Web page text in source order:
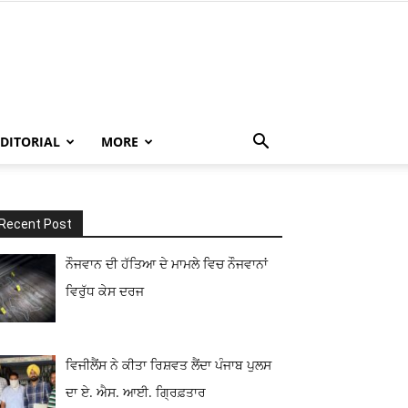
MORE
Post
ਨੌਜਵਾਨ ਦੀ ਹੱਤਿਆ ਦੇ ਮਾਮਲੇ ਵਿਚ ਨੌਜਵਾਨਾਂ
ਵਿਰੁੱਧ ਕੇਸ ਦਰਜ
ਵਿਜੀਲੈਂਸ ਨੇ ਕੀਤਾ ਰਿਸ਼ਵਤ ਲੈਂਦਾ ਪੰਜਾਬ ਪੁਲਸ
ਦਾ ਏ. ਐਸ. ਆਈ. ਗ੍ਰਿਫ਼ਤਾਰ